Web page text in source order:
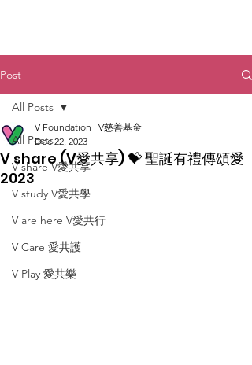
Post
All Posts
V share V愛共享
V study V愛共學
V are here V愛共行
V Care 愛共護
V Play 愛共樂
All Posts
V share (V愛共享) 💝 聖誕有禮傳頌愛
2023
V Foundation | V慈善基金
Dec 22, 2023